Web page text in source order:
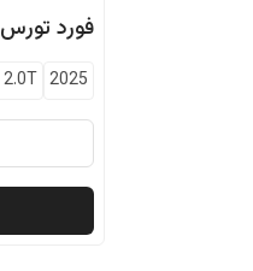
فورد تورس
2025
2.0T